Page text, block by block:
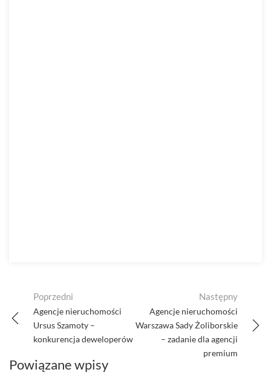
navigation
Poprzedni
Agencje nieruchomości
Ursus Szamoty –
konkurencja deweloperów
Następny
Agencje nieruchomości
Warszawa Sady Żoliborskie
– zadanie dla agencji
premium
Powiązane wpisy